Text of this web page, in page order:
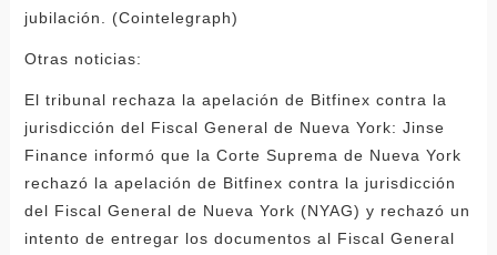
jubilación. (Cointelegraph)
Otras noticias:
El tribunal rechaza la apelación de Bitfinex contra la
jurisdicción del Fiscal General de Nueva York: Jinse
Finance informó que la Corte Suprema de Nueva York
rechazó la apelación de Bitfinex contra la jurisdicción
del Fiscal General de Nueva York (NYAG) y rechazó un
intento de entregar los documentos al Fiscal General